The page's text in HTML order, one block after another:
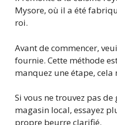
Mysore, où il a été
roi.
Avant de commencer,
fournie. Cette méthode
manquez une étape, cela
Si vous ne trouvez pas de
magasin local, essayez
propre beurre clarifié.